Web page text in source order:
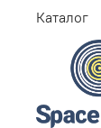
Каталог